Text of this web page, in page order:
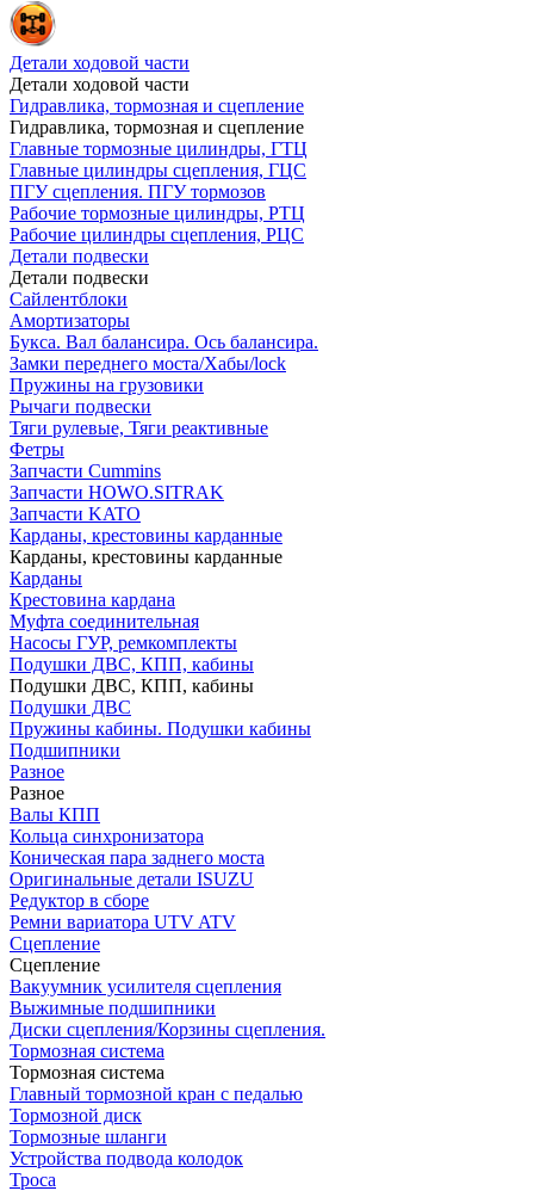
Детали ходовой части
Детали ходовой части
Гидравлика, тормозная и сцепление
Гидравлика, тормозная и сцепление
Главные тормозные цилиндры, ГТЦ
Главные цилиндры сцепления, ГЦС
ПГУ сцепления. ПГУ тормозов
Рабочие тормозные цилиндры, РТЦ
Рабочие цилиндры сцепления, РЦС
Детали подвески
Детали подвески
Cайлентблоки
Амортизаторы
Букса. Вал балансира. Ось балансира.
Замки переднего моста/Хабы/lock
Пружины на грузовики
Рычаги подвески
Тяги рулевые, Тяги реактивные
Фетры
Запчасти Cummins
Запчасти HOWO.SITRAK
Запчасти KATO
Карданы, крестовины карданные
Карданы, крестовины карданные
Карданы
Крестовина кардана
Муфта соединительная
Насосы ГУР, ремкомплекты
Подушки ДВС, КПП, кабины
Подушки ДВС, КПП, кабины
Подушки ДВС
Пружины кабины. Подушки кабины
Подшипники
Разное
Разное
Валы КПП
Кольца синхронизатора
Коническая пара заднего моста
Оригинальные детали ISUZU
Редуктор в сборе
Ремни вариатора UTV ATV
Сцепление
Сцепление
Вакуумник усилителя сцепления
Выжимные подшипники
Диски сцепления/Корзины сцепления.
Тормозная система
Тормозная система
Главный тормозной кран с педалью
Тормозной диск
Тормозные шланги
Устройства подвода колодок
Троса